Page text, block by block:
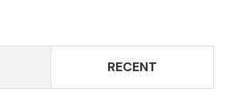
RECENT